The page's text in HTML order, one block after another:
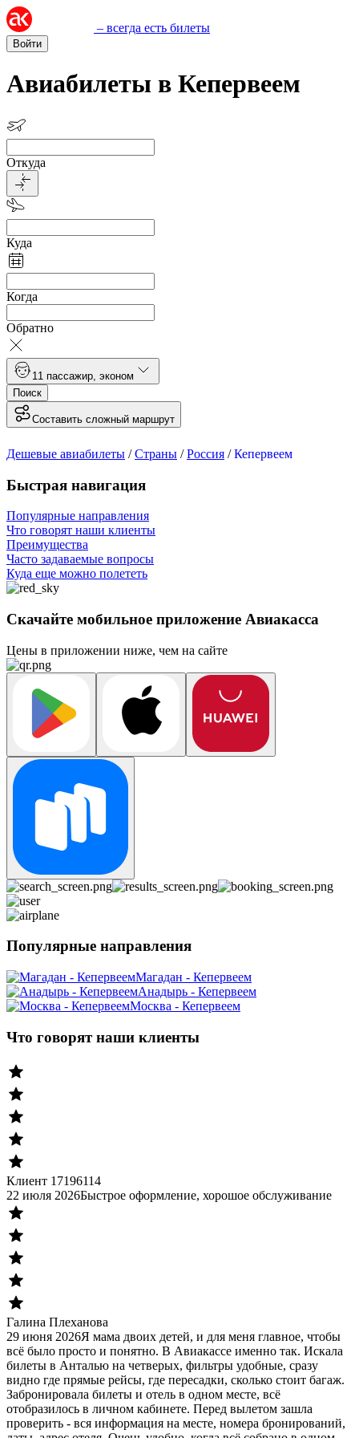
– всегда есть билеты
Войти
Авиабилеты в Кепервеем
Откуда
Куда
Когда
Обратно
1 1 пассажир эконом
Поиск
Составить сложный маршрут
Дешевые авиабилеты /Страны /Россия /Кепервеем
Быстрая навигация
Популярные направления
Что говорят наши клиенты
Преимущества
Часто задаваемые вопросы
Куда еще можно полететь
Скачайте мобильное приложение Авиакасса
Цены в приложении ниже, чем на сайте
Популярные направления
Магадан - Кепервеем
Анадырь - Кепервеем
Москва - Кепервеем
Что говорят наши клиенты
Клиент 17196114
22 июля 2026Быстрое оформление, хорошое обслуживание
Галина Плеханова
29 июня 2026Я мама двоих детей, и для меня главное, чтобы
всё было просто и понятно. В Авиакассе именно так. Искала
билеты в Анталью на четверых, фильтры удобные, сразу
видно где прямые рейсы, где пересадки, сколько стоит багаж.
Забронировала билеты и отель в одном месте, всё
отобразилось в личном кабинете. Перед вылетом зашла
проверить - вся информация на месте, номера бронирований,